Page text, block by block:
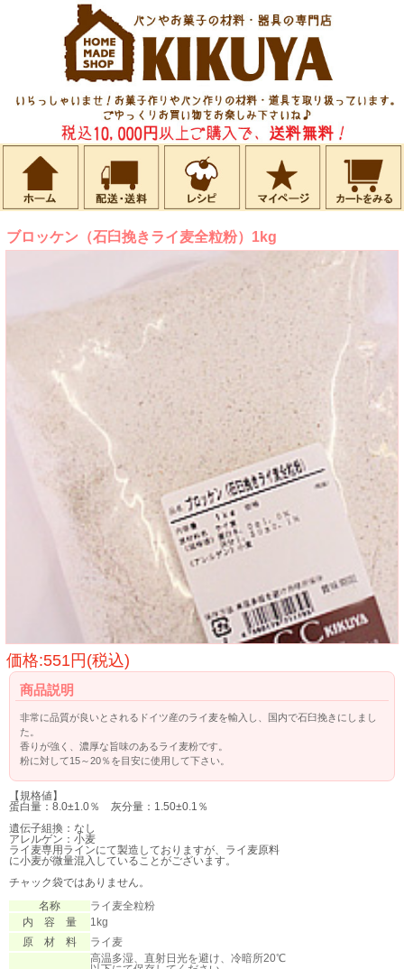
ブロッケン（石臼挽きライ麦全粒粉）1kg
価格:551円(税込)
商品説明
非常に品質が良いとされるドイツ産のライ麦を輸入し、国内で石臼挽きにしまし
た。
香りが強く、濃厚な旨味のあるライ麦粉です。
粉に対して15～20％を目安に使用して下さい。
【規格値】
蛋白量：8.0±1.0％ 灰分量：1.50±0.1％
遺伝子組換：なし
アレルゲン：小麦
ライ麦専用ラインにて製造しておりますが、ライ麦原料
に小麦が微量混入していることがございます。
チャック袋ではありません。
名称
ライ麦全粒粉
内 容 量
1kg
原 材 料
ライ麦
高温多湿、直射日光を避け、冷暗所20℃